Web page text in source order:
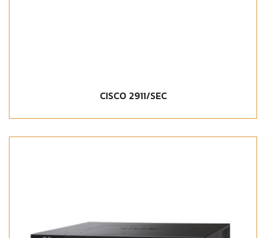
CISCO 2911/SEC